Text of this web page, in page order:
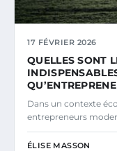
17 FÉVRIER 2026
QUELLES SONT
Dans un contexte
entrepreneurs
ÉLISE MASSON